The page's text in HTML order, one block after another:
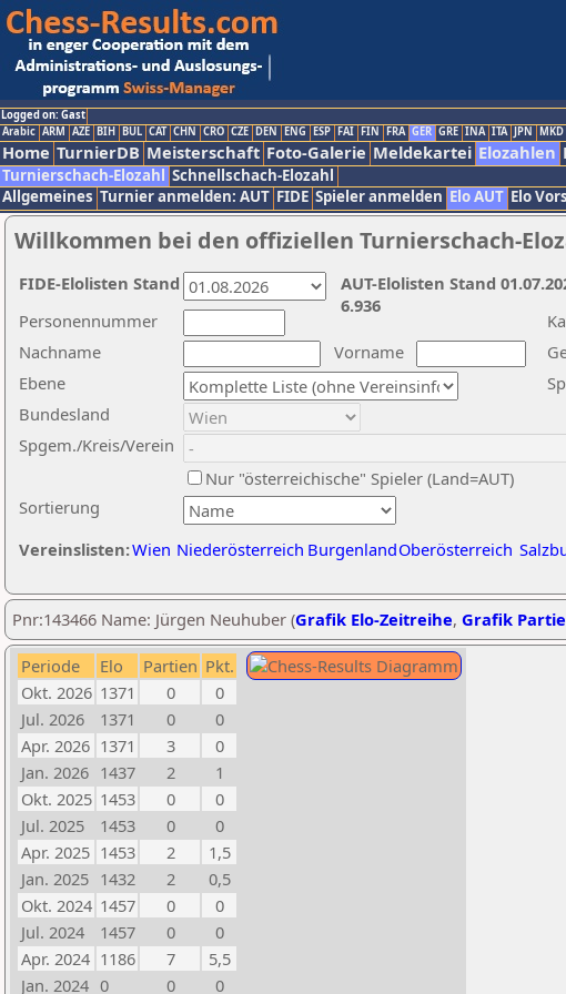
Logged on: Gast
Arabic ARM AZE BIH BUL CAT CHN CRO CZE DEN ENG ESP FAI FIN FRA GER GRE INA ITA JPN MKD
Home TurnierDB Meisterschaft Foto-Galerie Meldekartei Elozahlen
Turnierschach-Elozahl Schnellschach-Elozahl
Allgemeines Turnier anmelden: AUT FIDE Spieler anmelden Elo AUT Elo
Willkommen bei den offiziellen Turnierschach-
Nachname
Vorname
Ebene
Sortierung
Personennummer
Bundesland
Spgem./Kreis/Verein
Nur "österreichische" Spieler (Land=AUT)
Vereinslisten:Wien Niederösterreich BurgenlandOberösterreich
AUT-Elolisten Stand
6.936
FIDE-Elolisten Stand
Pnr:143466 Name: Jürgen Neuhuber (Grafik Elo-Zeitreihe, Grafik
Periode Elo Partien Pkt.
Okt. 2026 1371 0
0
Jul. 2026
1371 0
0
Apr. 2026 1371 3
0
Jan. 2026 1437 2
1
Okt. 2025 1453 0
0
Jul. 2025
1453 0
0
Apr. 2025 1453 2
1,5
Jan. 2025 1432 2
0,5
Okt. 2024 1457 0
0
Jul. 2024
1457 0
0
Apr. 2024 1186 7
5,5
Jan. 2024 0 0 0